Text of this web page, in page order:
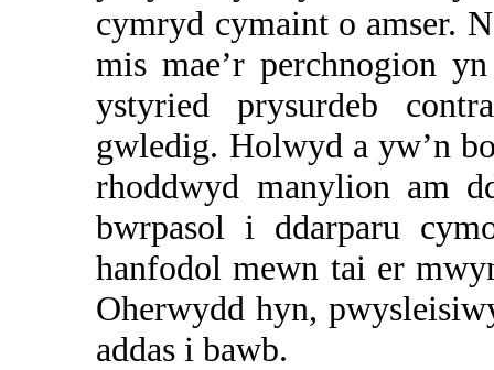
cymryd cymaint o amser.
mis mae’r perchnogion
ystyried prysurdeb
gwledig. Holwyd a yw’n
rhoddwyd manylion am
bwrpasol i ddarparu
hanfodol mewn tai er
Oherwydd hyn,
addas i bawb.